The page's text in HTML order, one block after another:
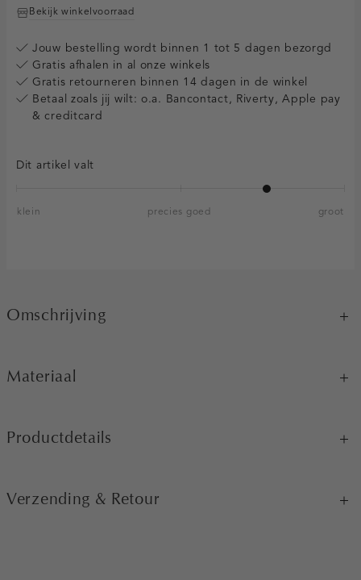
Bekijk winkelvoorraad
Jouw bestelling wordt binnen 1 tot 5 dagen bezorgd
Gratis afhalen in al onze winkels
Gratis retourneren binnen 14 dagen in de winkel
Betaal zoals jij wilt: o.a. Bancontact, Riverty, Apple pay
& creditcard
Dit artikel valt
klein precies goed groot
Omschrijving
Materiaal
Productdetails
Verzending & Retour